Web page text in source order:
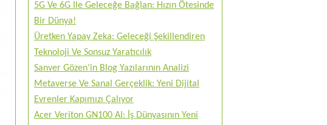
5G Ve 6G Ile Geleceğe Bağlan: Hızın Ötesinde
Bir Dünya!
Üretken Yapay Zeka: Geleceği Şekillendiren
Teknoloji Ve Sonsuz Yaratıcılık
Sanver Gözen’in Blog Yazılarının Analizi
Metaverse Ve Sanal Gerçeklik: Yeni Dijital
Evrenler Kapımızı Çalıyor
Acer Veriton GN100 AI: İş Dünyasının Yeni